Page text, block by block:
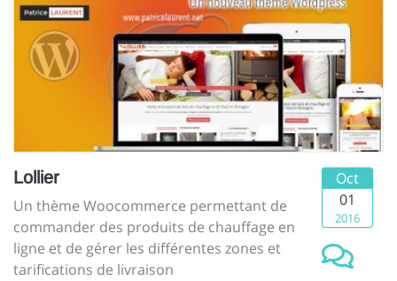
Lollier
Un thème Woocommerce permettant de
commander des produits de chauffage en
ligne et de gérer les différentes zones et
tarifications de livraison
Oct
01
2016